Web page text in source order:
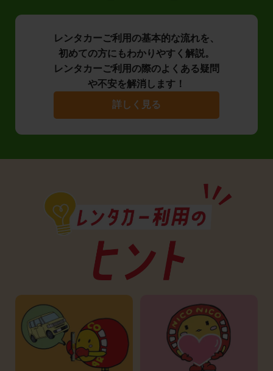
レンタカーご利用の基本的な流れを、
初めての方にもわかりやすく解説。
レンタカーご利用の際のよくある疑問
や不安を解消します！
詳しく見る